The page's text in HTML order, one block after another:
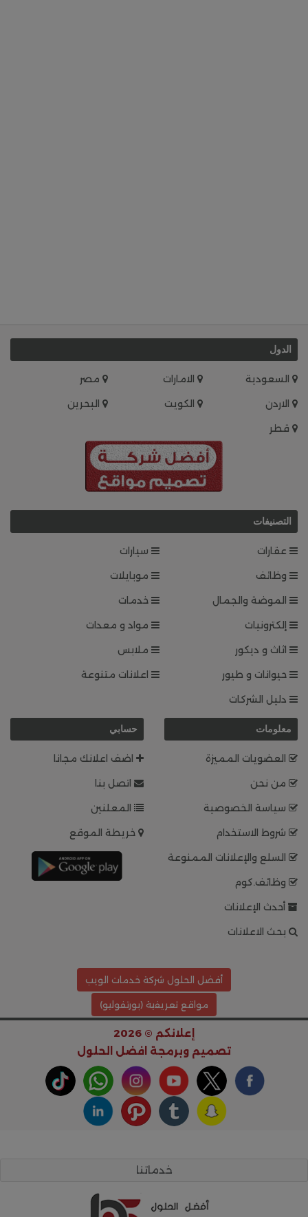
الدول
السعودية الامارات
مصر
الاردن
الكويت
البحرين
قطر
التصنيفات
عقارات
سيارات
وظائف
موبايلات
الموضة والجمال
خدمات
إلكترونيات
مواد و معدات
اثاث و ديكور
ملابس
حيوانات و طيور
اعلانات متنوعة
دليل الشركات
معلومات
العضويات المميزة
من نحن
سياسة الخصوصية
شروط الاستخدام
السلع والإعلانات الممنوعة
وظائف.كوم
أحدث الإعلانات
بحث الاعلانات
حسابي
اضف اعلانك مجانا
اتصل بنا
المعلنين
خريطة الموقع
أفضل الحلول شركة خدمات الويب
مواقع تعريفية (بورتفوليو)
إعلانكم © 2026
تصميم وبرمجة افضل الحلول
خدماتنا